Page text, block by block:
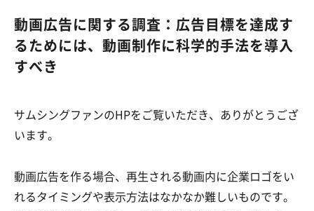
動画広告に関する調査：広告目標を達成す
るためには、動画制作に科学的手法を導入
すべき
サムシングファンのHPをご覧いただき、ありがとうござ
います。
動画広告を作る場合、再生される動画内に企業ロゴをい
れるタイミングや表示方法はなかなか難しいものです。